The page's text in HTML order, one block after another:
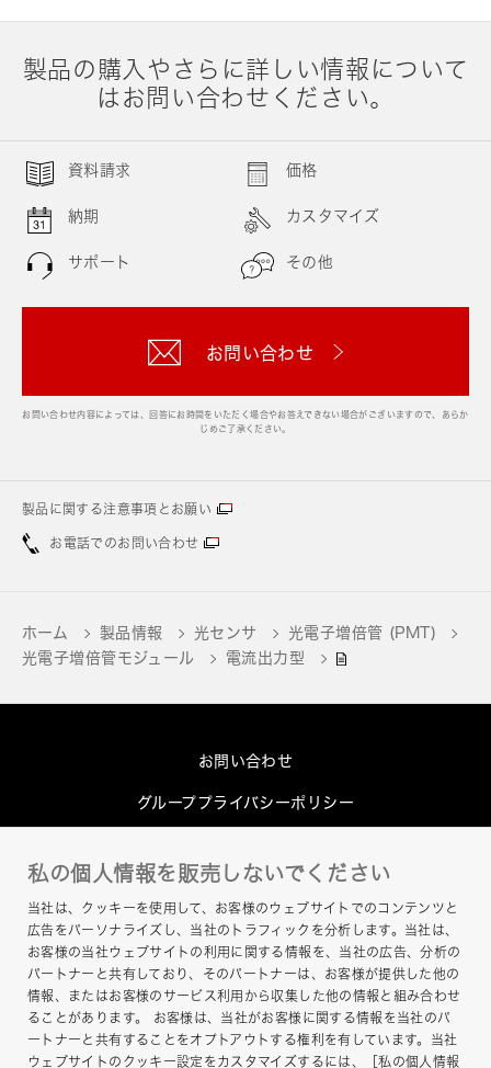
製品の購入やさらに詳しい情報について
はお問い合わせください。
資料請求 価格
納期 カスタマイズ
サポート その他
お問い合わせ
お問い合わせ内容によっては、回答にお時間をいただく場合やお答えできない場合がございますので、あらか
じめご了承ください。
製品に関する注意事項とお願い
お電話でのお問い合わせ
ホーム 製品情報 光センサ
光電子増倍管 (PMT)
光電子増倍管モジュール
電流出力型
お問い合わせ
グループプライバシーポリシー
このサイトについて
ヘルプ
サイトマップ
私の個人情報を販売しないでください
当社は、クッキーを使用して、お客様のウェブサイトでのコンテンツと
広告をパーソナライズし、当社のトラフィックを分析します。当社は、
お客様の当社ウェブサイトの利用に関する情報を、当社の広告、分析の
パートナーと共有しており、そのパートナーは、お客様が提供した他の
情報、またはお客様のサービス利用から収集した他の情報と組み合わせ
ることがあります。 お客様は、当社がお客様に関する情報を当社のパ
ートナーと共有することをオプトアウトする権利を有しています。当社
ウェブサイトのクッキー設定をカスタマイズするには、［私の個人情報